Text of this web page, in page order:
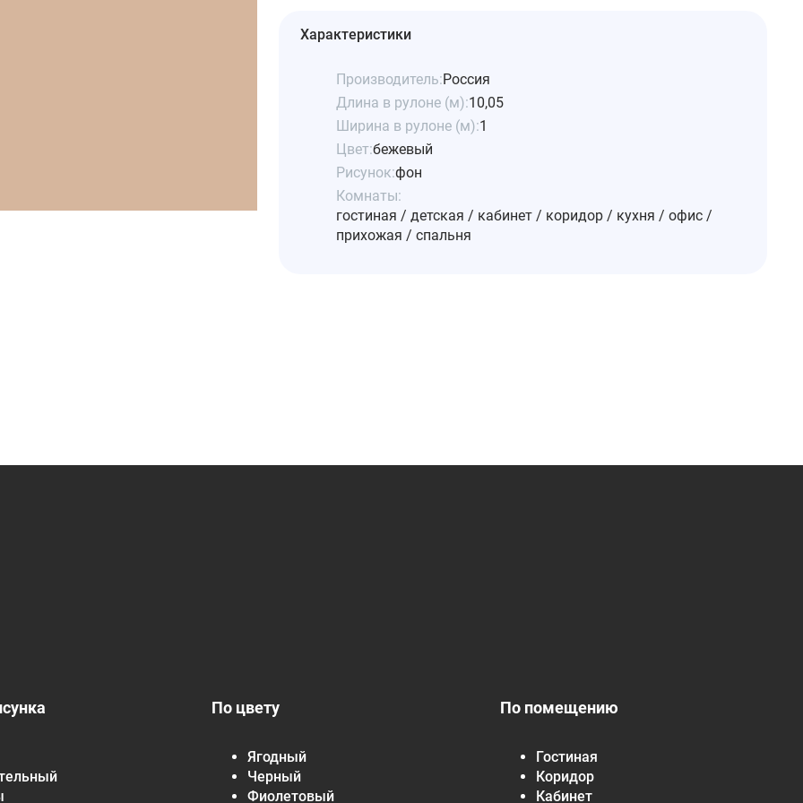
Характеристики
Производитель:Россия
Длина в рулоне (м):10,05
Ширина в рулоне (м):1
Цвет:бежевый
Рисунок:фон
Комнаты:
гостиная / детская / кабинет / коридор / кухня / офис /
прихожая / спальня
По цвету
Ягодный
Черный
Фиолетовый
По помещению
Гостиная
Коридор
Кабинет